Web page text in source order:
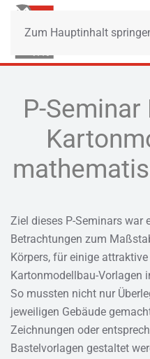
Zum Hauptinhalt
P-
Ziel dieses P-Seminars war
Betrachtungen zum
Körpers, für einige
Kartonmodellbau-Vorlagen
So mussten nicht nur
jeweiligen Gebäude
Zeichnungen oder
Bastelvorlagen gestaltet